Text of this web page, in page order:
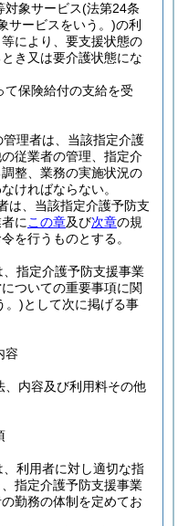
対象サービス(法第24条
サービスをいう。)の利
により、要支援状態の
き又は要介護状態にな
保険給付の支給を受
理者は、当該指定介護
従業者の管理、指定介
整、業務の実施状況の
ければならない。
は、当該指定介護予防支
に この章及び次章の規
を行うものとする。
指定介護予防支援事業
ついての重要事項に関
。)として次に掲げる事
容
内容及び利用料その他
利用者に対し適切な指
指定介護予防支援事業
勤務の体制を定めてお